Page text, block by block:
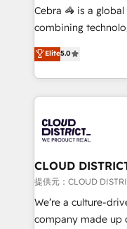
boost with a new HubSpot site
🏆 HubSpot
Inbound Campaign
Award for Best
Cebra 🦓 is a
combining
expertise across
Europe, with teams
we combine local
help businesses
500+ HubSpot
end solutions that
inbound and loop
creativity. Our
Portuguese, and
that drive measurable growth.
Elite5.0
CLOUD
提供元：CLOUD
We’re a culture-
company made up